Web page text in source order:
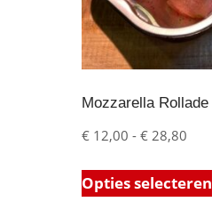
Mozzarella Rollade
€ 12,00 - € 28,80
Opties selecteren